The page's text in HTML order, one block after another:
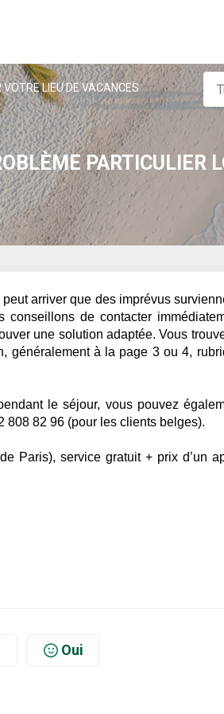
VOTRE LIEU DE VACANCES
PARTICULIER
arriver que des imprévus
de contacter
une solution adaptée. Vous
généralement à la page 3 ou 4,
le séjour, vous pouvez
808 82 96 (pour les clients belges).
Paris), service gratuit + prix d’un
Oui